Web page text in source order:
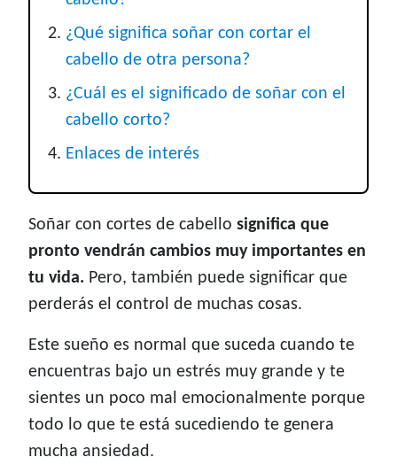
¿Qué significa soñar con cortar el
cabello de otra persona?
¿Cuál es el significado de soñar con el
cabello corto?
Enlaces de interés
Soñar con cortes de cabello significa que
pronto vendrán cambios muy importantes en
tu vida. Pero, también puede significar que
perderás el control de muchas cosas.
Este sueño es normal que suceda cuando te
encuentras bajo un estrés muy grande y te
sientes un poco mal emocionalmente porque
todo lo que te está sucediendo te genera
mucha ansiedad.